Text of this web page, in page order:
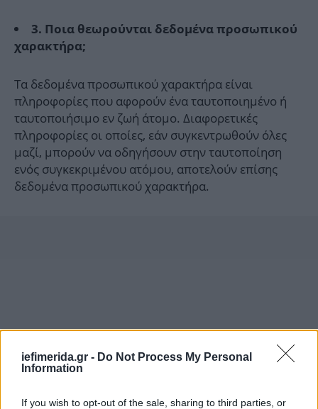
iefimerida.gr - Do Not Process My Personal
Information
If you wish to opt-out of the sale, sharing to third parties, or
3. Ποια θεωρούνται δεδομένα προσωπικού
χαρακτήρα;
Τα δεδομένα προσωπικού χαρακτήρα είναι
πληροφορίες που αφορούν ένα ταυτοποιημένο ή
ταυτοποιήσιμο εν ζωή άτομο. Διαφορετικές
πληροφορίες οι οποίες, εάν συγκεντρωθούν όλες
μαζί, μπορούν να οδηγήσουν στην ταυτοποίηση
ενός συγκεκριμένου ατόμου, αποτελούν επίσης
δεδομένα προσωπικού χαρακτήρα.